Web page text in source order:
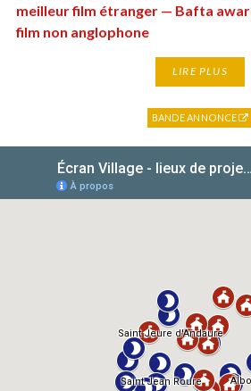
meilleur film étranger — Bafta
film non anglophone
LIRE PLUS
BANDE ANNONCE